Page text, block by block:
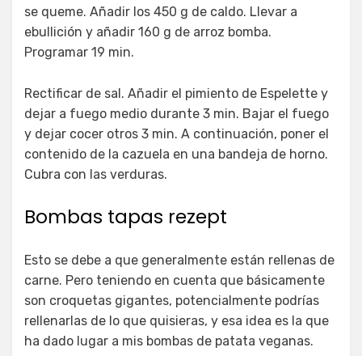
se queme. Añadir los 450 g de caldo. Llevar a
ebullición y añadir 160 g de arroz bomba.
Programar 19 min.
Rectificar de sal. Añadir el pimiento de Espelette y
dejar a fuego medio durante 3 min. Bajar el fuego
y dejar cocer otros 3 min. A continuación, poner el
contenido de la cazuela en una bandeja de horno.
Cubra con las verduras.
Bombas tapas rezept
Esto se debe a que generalmente están rellenas de
carne. Pero teniendo en cuenta que básicamente
son croquetas gigantes, potencialmente podrías
rellenarlas de lo que quisieras, y esa idea es la que
ha dado lugar a mis bombas de patata veganas.